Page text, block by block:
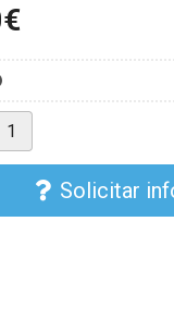
€
Solicitar